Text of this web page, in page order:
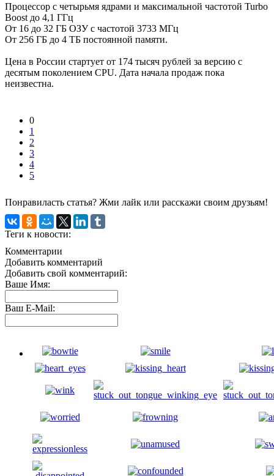
Процессор с четырьмя ядрами и максимальной частотой Turbo
Boost до 4,1 ГГц
От 16 до 32 ГБ ОЗУ с частотой 3733 МГц
От 256 ГБ до 4 ТБ постоянной памяти.
Цена в России стартует от 174 тысяч рублей за версию с
десятым поколением CPU. Дата начала продаж пока
неизвестна.
0
1
2
3
4
5
Понравиласть статья? Жми лайк или расскажи своим друзьям!
Теги к новости:
Комментарии
Добавить комментарий
Добавить свой комментарий:
Ваше Имя:
Ваш E-Mail: